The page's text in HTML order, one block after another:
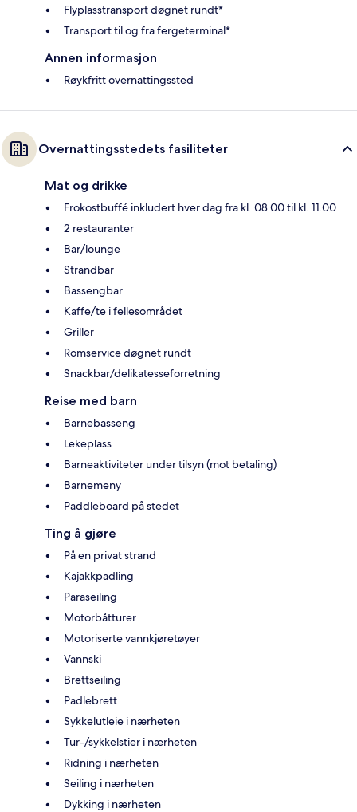
Flyplasstransport døgnet rundt*
Transport til og fra fergeterminal*
Annen informasjon
Røykfritt overnattingssted
Overnattingsstedets fasiliteter
Mat og drikke
Frokostbuffé inkludert hver dag fra kl. 08.00 til kl. 11.00
2 restauranter
Bar/lounge
Strandbar
Bassengbar
Kaffe/te i fellesområdet
Griller
Romservice døgnet rundt
Snackbar/delikatesseforretning
Reise med barn
Barnebasseng
Lekeplass
Barneaktiviteter under tilsyn (mot betaling)
Barnemeny
Paddleboard på stedet
Ting å gjøre
På en privat strand
Kajakkpadling
Paraseiling
Motorbåtturer
Motoriserte vannkjøretøyer
Vannski
Brettseiling
Padlebrett
Sykkelutleie i nærheten
Tur-/sykkelstier i nærheten
Ridning i nærheten
Seiling i nærheten
Dykking i nærheten